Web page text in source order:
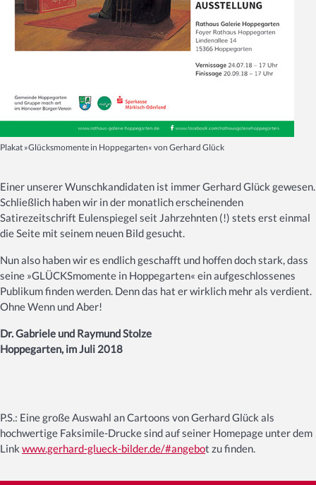
Plakat »Glücksmomente in Hoppegarten« von Gerhard Glück
Einer unserer Wunschkandidaten ist immer Gerhard Glück gewesen.
Schließlich haben wir in der monatlich erscheinenden
Satirezeitschrift Eulenspiegel seit Jahrzehnten (!) stets erst einmal
die Seite mit seinem neuen Bild gesucht.
Nun also haben wir es endlich geschafft und hoffen doch stark, dass
seine »GLÜCKSmomente in Hoppegarten« ein aufgeschlossenes
Publikum finden werden. Denn das hat er wirklich mehr als verdient.
Ohne Wenn und Aber!
Dr. Gabriele und Raymund Stolze
Hoppegarten, im Juli 2018
P.S.: Eine große Auswahl an Cartoons von Gerhard Glück als
hochwertige Faksimile-Drucke sind auf seiner Homepage unter dem
Link www.gerhard-glueck-bilder.de/#angebot zu finden.